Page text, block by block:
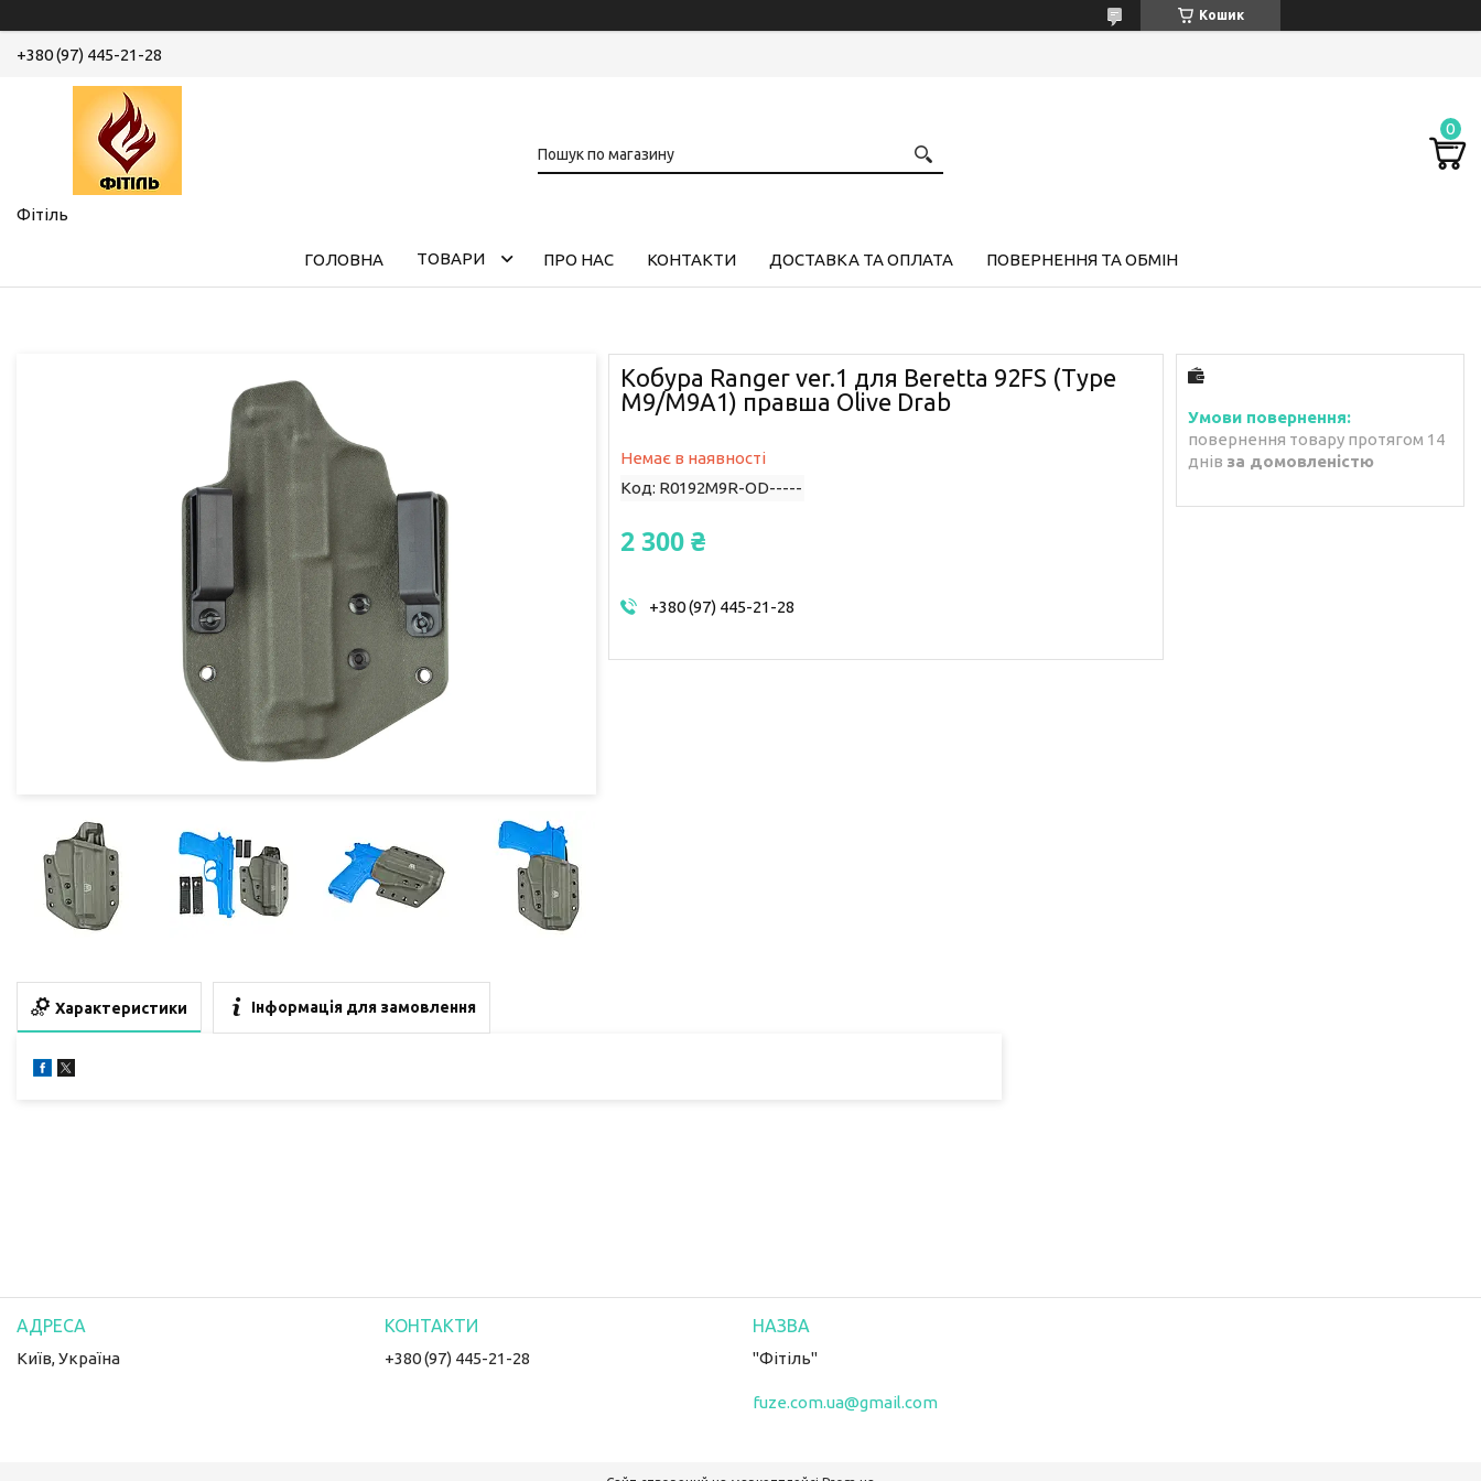
Кошик
+380 (97) 445-21-28
Фітіль
ГОЛОВНА ТОВАРИ ПРО НАС КОНТАКТИ ДОСТАВКА ТА ОПЛАТА ПОВЕРНЕННЯ ТА ОБМІН
Кобура Ranger ver.1 для Beretta 92FS (Type
M9/M9A1) правша Olive Drab
Немає в наявності
Код: R0192M9R-OD-----
2 300 ₴
+380 (97) 445-21-28
повернення товару протягом 14
днів за домовленістю
Характеристики Інформація для замовлення
Київ, Україна +380 (97) 445-21-28 "Фітіль"
fuze.com.ua@gmail.com